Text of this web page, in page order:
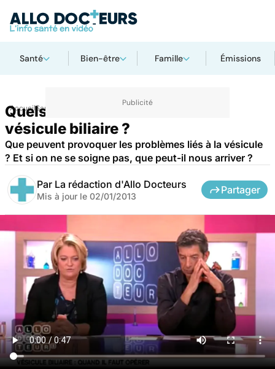
Santé Bien-être Famille Émissions
AccueilSanté
Quels sont les troubles liés à la
vésicule biliaire ?
Que peuvent provoquer les problèmes liés à la vésicule
? Et si on ne se soigne pas, que peut-il nous arriver ?
Par La rédaction d'Allo Docteurs
Mis à jour le 02/01/2013
Partager